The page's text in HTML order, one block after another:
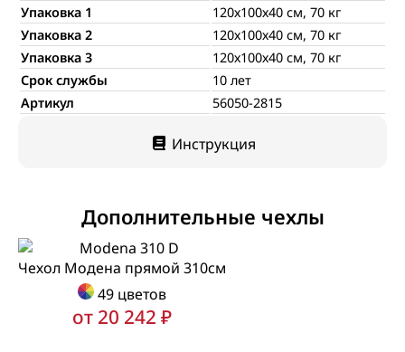
Упаковка 1
120х100х40 см, 70 кг
Упаковка 2
120х100х40 см, 70 кг
Упаковка 3
120х100х40 см, 70 кг
Срок службы
10 лет
Артикул
56050-2815
Инструкция
Дополнительные чехлы
Чехол Модена прямой 310см
49 цветов
от 20 242 ₽